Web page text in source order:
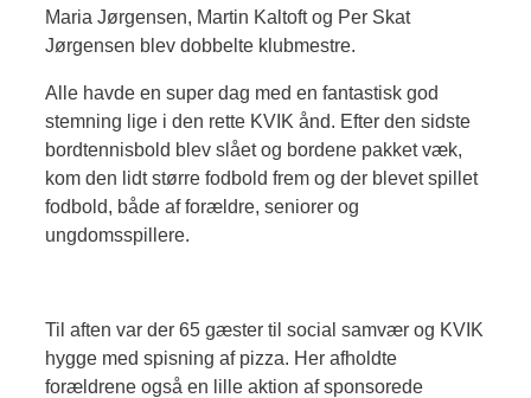
Maria Jørgensen, Martin Kaltoft og Per Skat
Jørgensen blev dobbelte klubmestre.
Alle havde en super dag med en fantastisk god
stemning lige i den rette KVIK ånd. Efter den sidste
bordtennisbold blev slået og bordene pakket væk,
kom den lidt større fodbold frem og der blevet spillet
fodbold, både af forældre, seniorer og
ungdomsspillere.
Til aften var der 65 gæster til social samvær og KVIK
hygge med spisning af pizza. Her afholdte
forældrene også en lille aktion af sponsorede